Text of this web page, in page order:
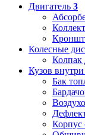
Двигатель 3
Колесные
Колпак
Кузов внутри
Бак
Корпус